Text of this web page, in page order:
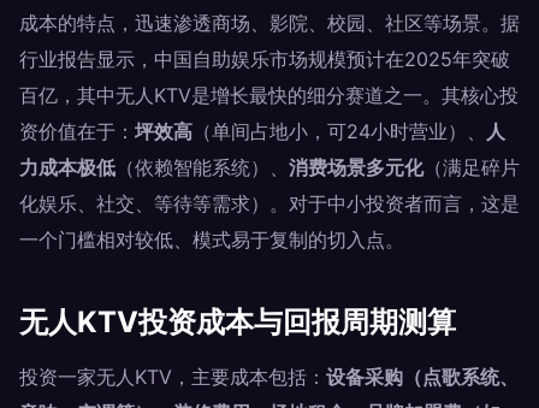
成本的特点，迅速渗透商场、影院、校园、社区等场景。据
行业报告显示，中国自助娱乐市场规模预计在2025年突破
百亿，其中无人KTV是增长最快的细分赛道之一。其核心投
资价值在于： 坪效高 （单间占地小，可24小时营业）、 人
力成本极低 （依赖智能系统）、 消费场景多元化（满足碎片
化娱乐、社交、等待等需求）。对于中小投资者而言，这是
一个门槛相对较低、模式易于复制的切入点。
无人KTV投资成本与回报周期测算
投资一家无人KTV，主要成本包括： 设备采购（点歌系统、